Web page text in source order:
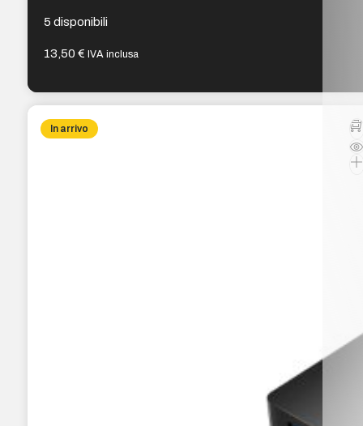
5 disponibili
13,50€ IVA inclusa
In arrivo